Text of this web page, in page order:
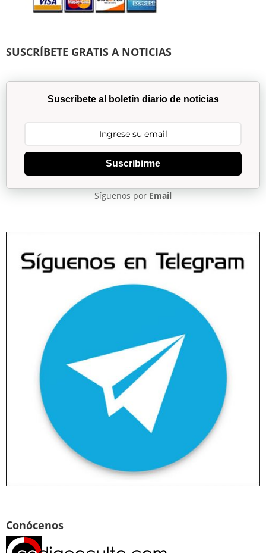
SUSCRÍBETE GRATIS A NOTICIAS
Suscríbete al boletín diario de noticias
Suscribirme
Síguenos por Email
Conócenos